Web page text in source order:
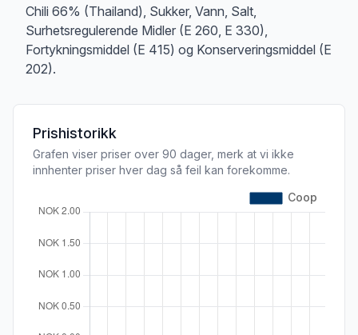
Chili 66% (Thailand), Sukker, Vann, Salt,
Surhetsregulerende Midler (E 260, E 330),
Fortykningsmiddel (E 415) og Konserveringsmiddel (E
202).
Prishistorikk
Grafen viser priser over 90 dager, merk at vi ikke
innhenter priser hver dag så feil kan forekomme.